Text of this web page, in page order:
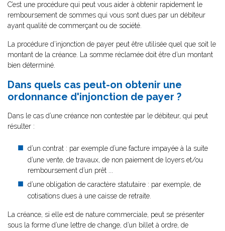
C’est une procédure qui peut vous aider à obtenir rapidement le
remboursement de sommes qui vous sont dues par un débiteur
ayant qualité de commerçant ou de société.
La procédure d’injonction de payer peut être utilisée quel que soit le
montant de la créance. La somme réclamée doit être d’un montant
bien déterminé.
Dans quels cas peut-on obtenir une
ordonnance d'injonction de payer ?
Dans le cas d’une créance non contestée par le débiteur, qui peut
résulter :
d’un contrat : par exemple d’une facture impayée à la suite
d’une vente, de travaux, de non paiement de loyers et/ou
remboursement d’un prêt ...
d’une obligation de caractère statutaire : par exemple, de
cotisations dues à une caisse de retraite.
La créance, si elle est de nature commerciale, peut se présenter
sous la forme d’une lettre de change, d’un billet à ordre, de